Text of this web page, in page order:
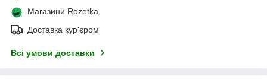
Магазини Rozetka
Доставка кур'єром
Всі умови доставки